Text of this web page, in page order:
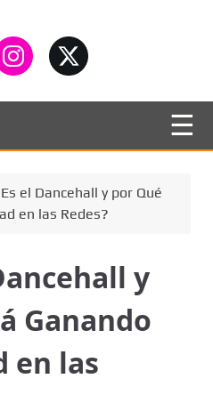
el Dancehall y por Qué
en las Redes?
y
Ganando
en las